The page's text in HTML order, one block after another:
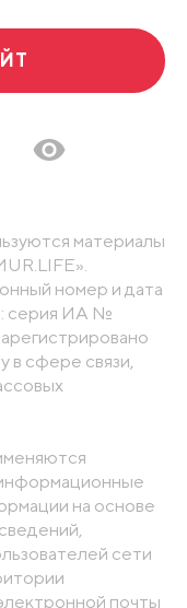
материалы
номер и дата
серия ИА №
в сфере связи,
на основе
сети
почты